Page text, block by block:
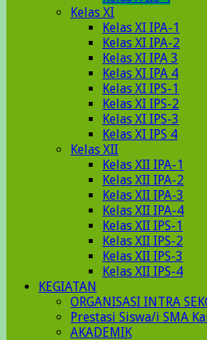
Kelas XI
Kelas XI IPA-1
Kelas XI IPA-2
Kelas XI IPA 3
Kelas XI IPA 4
Kelas XI IPS-1
Kelas XI IPS-2
Kelas XI IPS-3
Kelas XI IPS 4
Kelas XII
Kelas XII IPA-1
Kelas XII IPA-2
Kelas XII IPA-3
Kelas XII IPA-4
Kelas XII IPS-1
Kelas XII IPS-2
Kelas XII IPS-3
Kelas XII IPS-4
KEGIATAN
ORGANISASI INTRA
Prestasi Siswa/i SMA
AKADEMIK